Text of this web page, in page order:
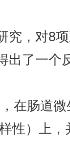
究，对8
出了一个
在肠道微
性）上